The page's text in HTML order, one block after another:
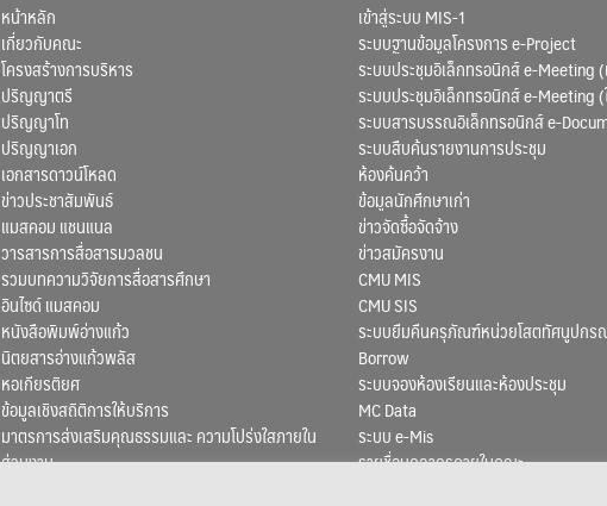
หน้าหลัก
เกี่ยวกับคณะ
โครงสร้างการบริหาร
ปริญญาตรี
ปริญญาโท
ปริญญาเอก
เอกสารดาวน์โหลด
ข่าวประชาสัมพันธ์
แมสคอม แชนแนล
วารสารการสื่อสารมวลชน
รวมบทความวิจัยการสื่อสารศึกษา
อินไซด์ แมสคอม
หนังสือพิมพ์อ่างแก้ว
นิตยสารอ่างแก้วพลัส
หอเกียรติยศ
ข้อมูลเชิงสถิติการให้บริการ
มาตรการส่งเสริมคุณธรรมและ ความโปร่งใสภายใน
ส่วนงาน
เข้าสู่ระบบ MIS-1
ระบบฐานข้อมูลโครงการ e-Project
ระบบประชุมอิเล็กทรอนิกส์ e-Meeting
ระบบประชุมอิเล็กทรอนิกส์ e-Meeting
ระบบสารบรรณอิเล็กทรอนิกส์ e-
ระบบสืบค้นรายงานการประชุม
ห้องค้นคว้า
ข้อมูลนักศึกษาเก่า
ข่าวจัดซื้อจัดจ้าง
ข่าวสมัครงาน
CMU MIS
CMU SIS
ระบบยืมคืนครุภัณฑ์หน่วยโสตทัศนูปกร
Borrow
ระบบจองห้องเรียนและห้องประชุม
MC Data
ระบบ e-Mis
รายชื่อบุคลากรภายในคณะ